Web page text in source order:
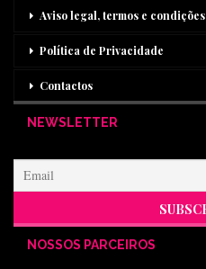
Aviso legal, termos e condições
Política de Privacidade
Contactos
NEWSLETTER
NOSSOS PARCEIROS